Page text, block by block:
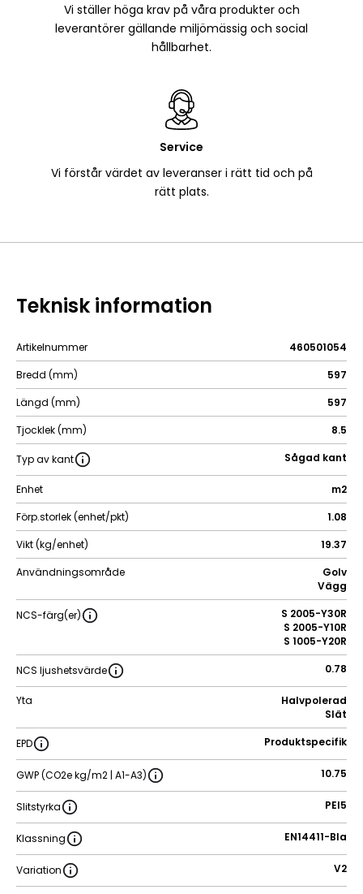
Vi ställer höga krav på våra produkter och
leverantörer gällande miljömässig och social
hållbarhet.
Service
Vi förstår värdet av leveranser i rätt tid och på
rätt plats.
Teknisk information
Artikelnummer
460501054
Bredd (mm)
597
Längd (mm)
597
Tjocklek (mm)
8.5
Typ av kant Sågad kant
Enhet
m2
Förp.storlek (enhet/pkt)
1.08
Vikt (kg/enhet)
19.37
Användningsområde
Golv
Vägg
NCS-färg(er)
S 2005-Y30R
S 2005-Y10R
S 1005-Y20R
NCS ljushetsvärde 0.78
Yta
Halvpolerad
Slät
EPD Produktspecifik
GWP (CO2e kg/m2 | A1-A3) 10.75
Slitstyrka PEI5
Klassning EN14411-BIa
Variation V2